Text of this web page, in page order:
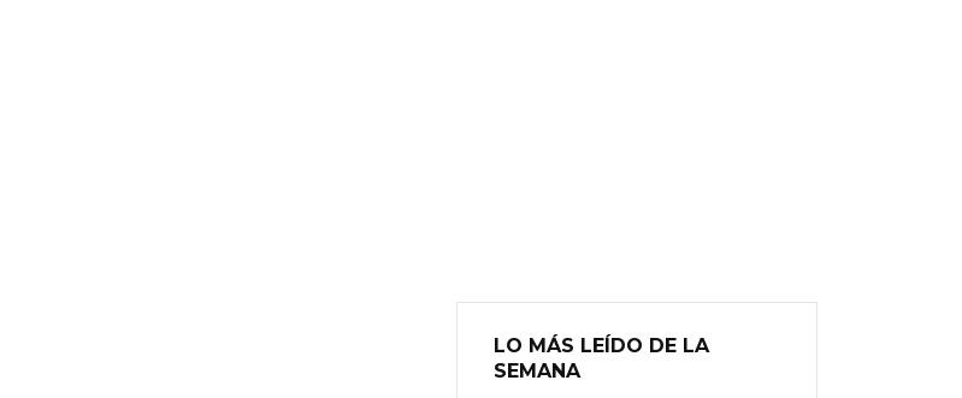
LO MÁS LEÍDO DE LA
SEMANA